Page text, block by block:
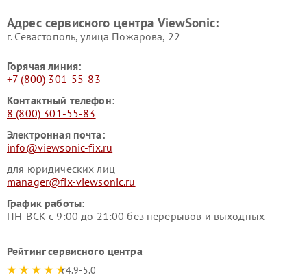
Адрес сервисного центра ViewSonic:
г. Севастополь, улица Пожарова, 22
Горячая линия:
+7 (800) 301-55-83
Контактный телефон:
8 (800) 301-55-83
Электронная почта:
info@viewsonic-fix.ru
для юридических лиц
manager@fix-viewsonic.ru
График работы:
ПН-ВСК с 9:00 до 21:00 без перерывов и выходных
Рейтинг сервисного центра
4.9-5.0